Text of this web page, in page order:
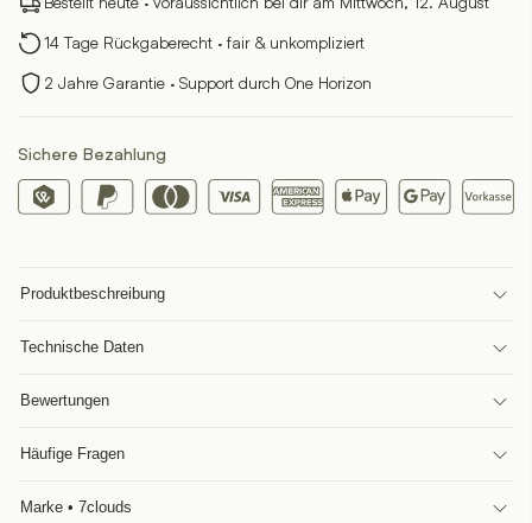
14 Tage Rückgaberecht · fair & unkompliziert
2 Jahre Garantie · Support durch One Horizon
Sichere Bezahlung
Produktbeschreibung
Technische Daten
Bewertungen
Häufige Fragen
Marke • 7clouds